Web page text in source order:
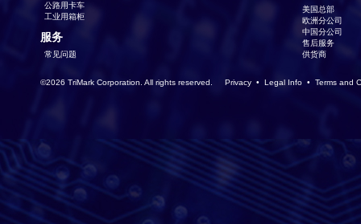
公路用卡车
工业用箱柜
服务
常见问题
美国总部
欧洲分公司
中国分公司
售后服务
供货商
©2026 TriMark Corporation. All rights reserved. Privacy • Legal Info • Terms and